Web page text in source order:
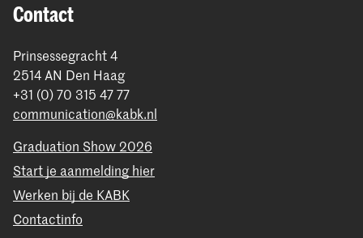
Contact
Prinsessegracht 4
2514 AN Den Haag
+31 (0) 70 315 47 77
communication@kabk.nl
Graduation Show 2026
Start je aanmelding hier
Werken bij de KABK
Contactinfo